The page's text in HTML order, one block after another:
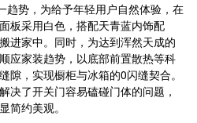
趋势，为给予年轻用户自然体验，在
板采用白色，搭配天青蓝内饰配
进家中。同时，为达到浑然天成的
应家装趋势，以底部前置散热等科
隙，实现橱柜与冰箱的0闪缝契合。
决了开关门容易磕碰门体的问题，
简约美观。